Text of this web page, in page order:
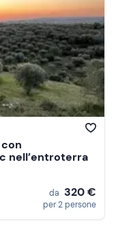
nell’entroterra
da 320 €
per 2 persone